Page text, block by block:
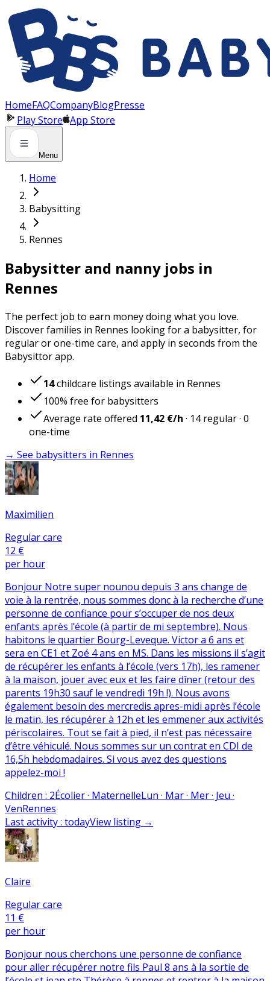
HomeFAQCompanyBlogPresse
Play Store App Store
Menu
Home
Babysitting
Rennes
Babysitter and nanny jobs in
Rennes
The perfect job to earn money doing what you love.
Discover families in Rennes looking for a babysitter, for
regular or one-time care, and apply in seconds from the
Babysittor app.
14childcare listings available in Rennes
100% free for babysitters
Average rate offered 11,42 €/h · 14 regular· 0
one-time
→ See babysitters in Rennes
Maximilien
Regular care
12 €
per hour
Bonjour Notre super nounou depuis 3 ans change de
voie à la rentrée, nous sommes donc à la recherche d’une
personne de confiance pour s’occuper de nos deux
enfants après l’école (à partir de mi septembre). Nous
habitons le quartier Bourg-Leveque. Victor a 6 ans et
sera en CE1 et Zoé 4 ans en MS. Dans les missions il s’agit
de récupérer les enfants à l’école (vers 17h), les ramener
à la maison, jouer avec eux et les faire dîner (retour des
parents 19h30 sauf le vendredi 19h !). Nous avons
également besoin des mercredis apres-midi après l’école
le matin, les récupérer à 12h et les emmener aux activités
périscolaires. Tout se fait à pied, il n’est pas nécessaire
d’être véhiculé. Nous sommes sur un contrat en CDI de
16,5h hebdomadaires. Si vous avez des questions
appelez-moi !
Children : 2Écolier · MaternelleLun · Mar · Mer · Jeu ·
VenRennes
Last activity: todayView listing →
Claire
Regular care
11 €
per hour
Bonjour nous cherchons une personne de confiance
pour aller récupérer notre fils Paul 8 ans à la sortie de
Panneau de gestion des cookies